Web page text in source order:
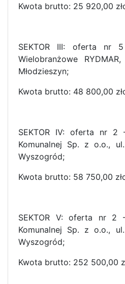
Kwota brutto: 25 920,00
SEKTOR III: oferta nr
Wielobranżowe
Młodzieszyn;
Kwota brutto: 48 800,00
SEKTOR IV: oferta nr 2
Komunalnej Sp. z o.o.,
Wyszogród;
Kwota brutto: 58 750,00
SEKTOR V: oferta nr 2
Komunalnej Sp. z o.o.,
Wyszogród;
Kwota brutto: 252 500,00